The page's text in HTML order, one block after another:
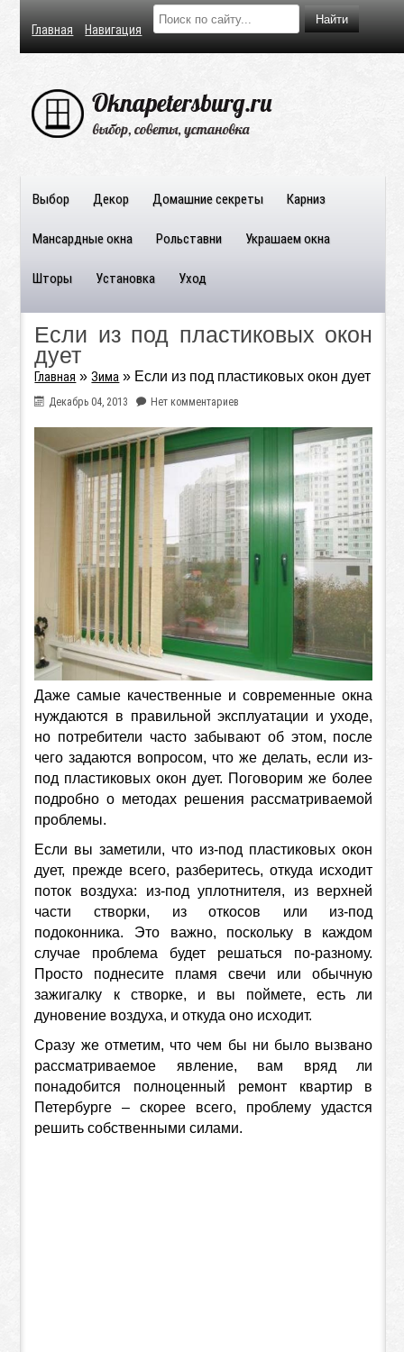
Главная Навигация
Выбор Декор Домашние секреты Карниз
Мансардные окна Рольставни Украшаем окна
Шторы Установка Уход
Если из под пластиковых окон
дует
Главная »Зима » Если из под пластиковых окон дует
Декабрь 04, 2013 Нет комментариев
Даже самые качественные и современные окна
нуждаются в правильной эксплуатации и уходе,
но потребители часто забывают об этом, после
чего задаются вопросом, что же делать, если из-
под пластиковых окон дует. Поговорим же более
подробно о методах решения рассматриваемой
проблемы.
Если вы заметили, что из-под пластиковых окон
дует, прежде всего, разберитесь, откуда исходит
поток воздуха: из-под уплотнителя, из верхней
части створки, из откосов или из-под
подоконника. Это важно, поскольку в каждом
случае проблема будет решаться по-разному.
Просто поднесите пламя свечи или обычную
зажигалку к створке, и вы поймете, есть ли
дуновение воздуха, и откуда оно исходит.
Сразу же отметим, что чем бы ни было вызвано
рассматриваемое явление, вам вряд ли
понадобится полноценный ремонт квартир в
Петербурге – скорее всего, проблему удастся
решить собственными силами.